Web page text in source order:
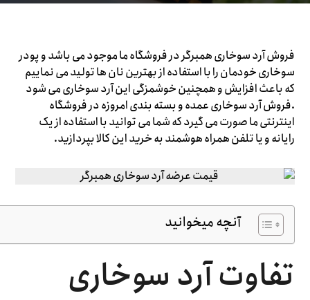
فروش آرد سوخاری همبرگر در فروشگاه ما موجود می باشد و پودر
سوخاری خودمان را با استفاده از بهترین نان ها تولید می نماییم
که باعث افزایش و همچنین خوشمزگی این آرد سوخاری می شود
.فروش آرد سوخاری عمده و بسته بندی امروزه در فروشگاه
اینترنتی ما صورت می گیرد که شما می توانید با استفاده از یک
رایانه و یا تلفن همراه هوشمند به خرید این کالا بپردازید.
آنچه میخوانید
تفاوت آرد سوخاری